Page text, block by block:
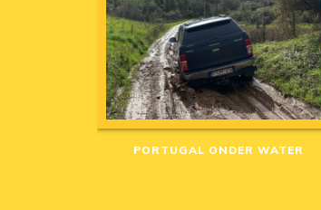
PORTUGAL ONDER WATER